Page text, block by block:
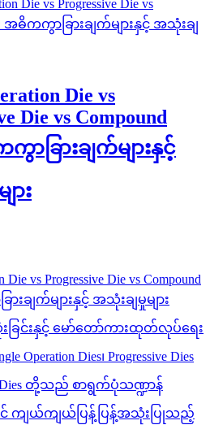
Die vs
Die vs Compound
ာခြားချက်များနှင့်
ား
Die vs Progressive Die vs Compound
းချက်များနှင့် အသုံးချမှုများ
င်းနှင့် မော်တော်ကားထုတ်လုပ်ရေး
Operation Dies၊ Progressive Dies
Dies တို့သည် စာရွက်ပုံသဏ္ဍာန်
ျယ်ကျယ်ပြန့်ပြန့်အသုံးပြုသည့်